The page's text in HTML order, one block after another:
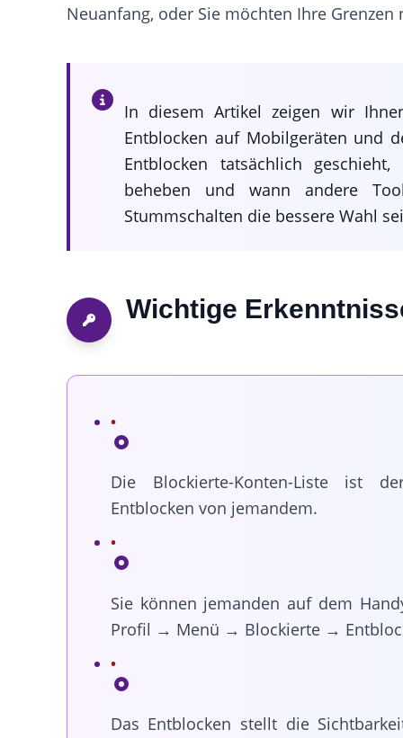
Neuanfang, oder Sie möchten Ihre Grenzen
In diesem Artikel zeigen wir
Entblocken auf Mobilgeräten und
Entblocken tatsächlich
beheben und wann andere
Stummschalten die bessere Wahl
Wichtige
Die Blockierte-Konten-Liste ist
Entblocken von jemandem.
Sie können jemanden auf dem
Profil → Menü → Blockierte →
Das Entblocken stellt die